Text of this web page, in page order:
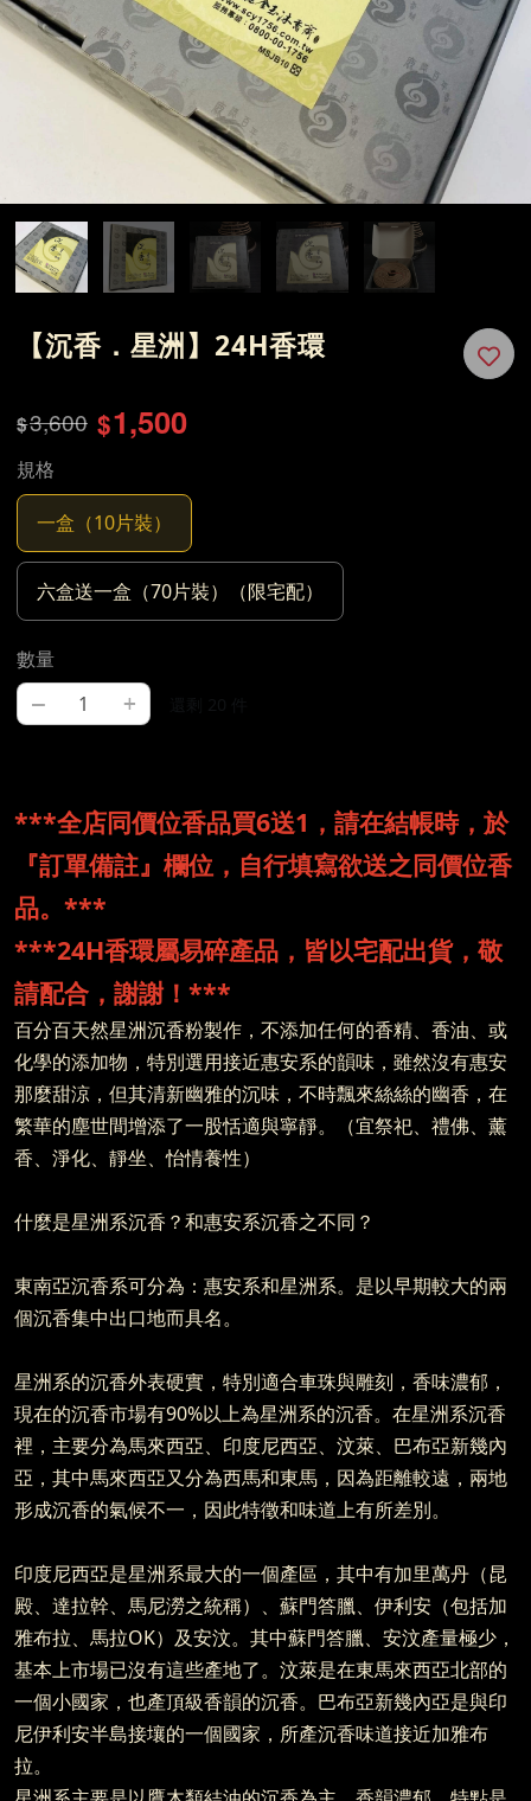
【沉香．星洲】24H香環
$3,600 $1,500
規格
一盒（10片裝）
六盒送一盒（70片裝）（限宅配）
數量
– +
***全店同價位香品買6送1，請在結帳時，於
『訂單備註』欄位，自行填寫欲送之同價位香
品。***
***24H香環屬易碎產品，皆以宅配出貨，敬
請配合，謝謝！ ***
百分百天然星洲沉香粉製作，不添加任何的香精、香油、或
化學的添加物，特別選用接近惠安系的韻味，雖然沒有惠安
那麼甜涼，但其清新幽雅的沉味，不時飄來絲絲的幽香，在
繁華的塵世間增添了一股恬適與寧靜。（宜祭祀、禮佛、薰
香、淨化、靜坐、怡情養性）
什麼是星洲系沉香？和惠安系沉香之不同？
東南亞沉香系可分為：惠安系和星洲系。是以早期較大的兩
個沉香集中出口地而具名。
星洲系的沉香外表硬實，特別適合車珠與雕刻，香味濃郁，
現在的沉香市場有90%以上為星洲系的沉香。在星洲系沉香
裡，主要分為馬來西亞、印度尼西亞、汶萊、巴布亞新幾內
亞，其中馬來西亞又分為西馬和東馬，因為距離較遠，兩地
形成沉香的氣候不一，因此特徵和味道上有所差別。
印度尼西亞是星洲系最大的一個產區，其中有加里萬丹（昆
殿、達拉幹、馬尼澇之統稱）、蘇門答臘、伊利安（包括加
雅布拉、馬拉OK）及安汶。其中蘇門答臘、安汶產量極少，
基本上市場已沒有這些產地了。汶萊是在東馬來西亞北部的
一個小國家，也產頂級香韻的沉香。巴布亞新幾內亞是與印
尼伊利安半島接壤的一個國家，所產沉香味道接近加雅布
拉。